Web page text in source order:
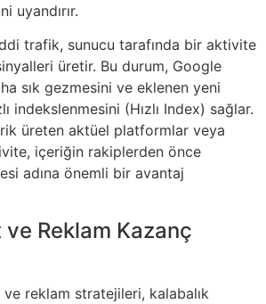
uyandırır.
trafik, sunucu tarafında bir aktivite
üretir. Bu durum, Google
sık gezmesini ve eklenen yeni
indekslenmesini (Hızlı Index) sağlar.
üreten aktüel platformlar veya
içeriğin rakiplerden önce
adına önemli bir avantaj
ve Reklam Kazanç
ve reklam stratejileri, kalabalık